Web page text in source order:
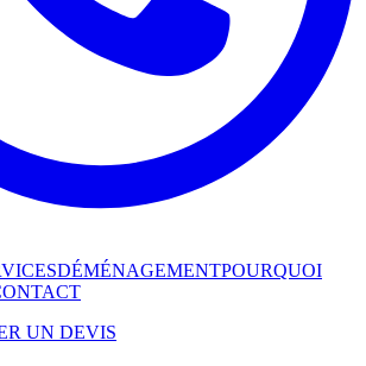
DÉMÉNAGEMENTPOURQUOI
UN DEVIS